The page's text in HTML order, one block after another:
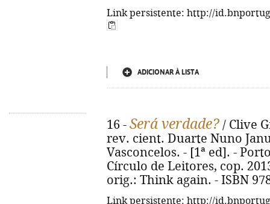
Link persistente: http://
ADICIONAR À LISTA
16 - Será verdade? / Clive
rev. cient. Duarte Nuno
Vasconcelos. - [1ª ed]. -
Círculo de Leitores, cop.
orig.: Think again. - ISBN
Link persistente: http://